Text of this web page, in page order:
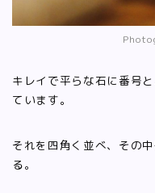
キレイで平らな石に番号
ています。
それを四角く並べ、その
る。